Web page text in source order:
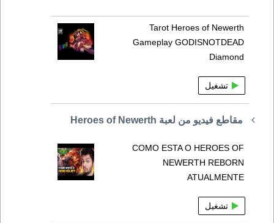
Tarot Heroes of Newerth
Gameplay GODISNOTDEAD
Diamond
تشغيل
مقاطع فيديو من لعبة Heroes of Newerth
COMO ESTA O HEROES OF
NEWERTH REBORN
ATUALMENTE
تشغيل